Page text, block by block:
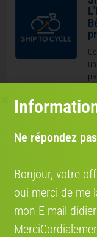
Ne répondez
Bonjour, votre
oui merci de me
mon E-mail